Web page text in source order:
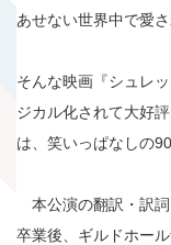
あせない世界中で愛
そんな映画『シュレ
ジカル化されて大好
は、笑いっぱなしの
本公演の翻訳・訳
卒業後、ギルドホー